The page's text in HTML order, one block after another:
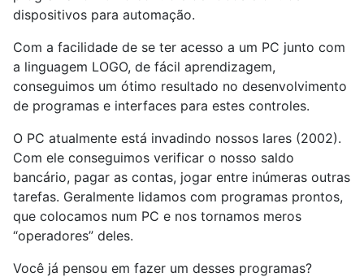
dispositivos para automação.
Com a facilidade de se ter acesso a um PC junto com
a linguagem LOGO, de fácil aprendizagem,
conseguimos um ótimo resultado no desenvolvimento
de programas e interfaces para estes controles.
O PC atualmente está invadindo nossos lares (2002).
Com ele conseguimos verificar o nosso saldo
bancário, pagar as contas, jogar entre inúmeras outras
tarefas. Geralmente lidamos com programas prontos,
que colocamos num PC e nos tornamos meros
“operadores” deles.
Você já pensou em fazer um desses programas?